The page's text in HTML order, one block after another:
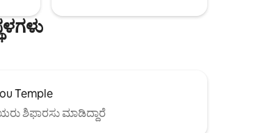
Temple
ಶಿಫಾರಸು ಮಾಡಿದ್ದಾರೆ